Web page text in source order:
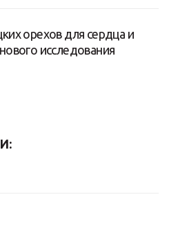
орехов для сердца и
исследования